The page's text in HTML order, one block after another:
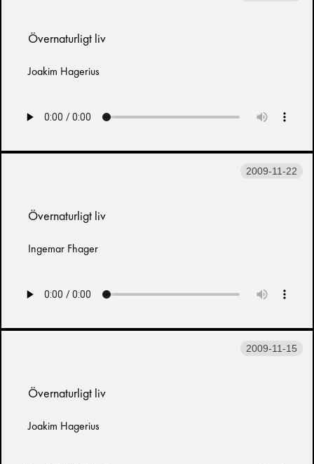
Övernaturligt liv
Joakim Hagerius
2009-11-22
Övernaturligt liv
Ingemar Fhager
2009-11-15
Övernaturligt liv
Joakim Hagerius